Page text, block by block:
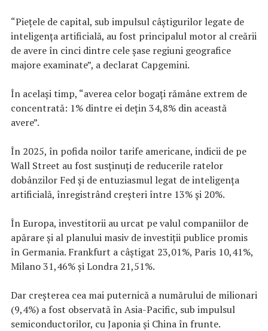
“Pieţele de capital, sub impulsul câştigurilor legate de
inteligenţa artificială, au fost principalul motor al creării
de avere în cinci dintre cele şase regiuni geografice
majore examinate”, a declarat Capgemini.
În acelaşi timp, “averea celor bogaţi rămâne extrem de
concentrată: 1% dintre ei deţin 34,8% din această
avere”.
În 2025, în pofida noilor tarife americane, indicii de pe
Wall Street au fost susţinuţi de reducerile ratelor
dobânzilor Fed şi de entuziasmul legat de inteligenţa
artificială, înregistrând creşteri între 13% şi 20%.
În Europa, investitorii au urcat pe valul companiilor de
apărare şi al planului masiv de investiţii publice promis
în Germania. Frankfurt a câştigat 23,01%, Paris 10,41%,
Milano 31,46% şi Londra 21,51%.
Dar creşterea cea mai puternică a numărului de milionari
(9,4%) a fost observată în Asia-Pacific, sub impulsul
semiconductorilor, cu Japonia şi China în frunte.